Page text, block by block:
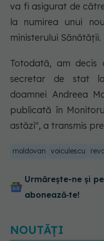
va fi asigurat de
la numirea unui
ministerului Sănătății.
Totodată, am decis
secretar de stat
doamnei Andreea
publicată în
astăzi", a transmis
moldovan voiculescu
Urmărește-ne și
abonează‑te!
NOUTĂȚI